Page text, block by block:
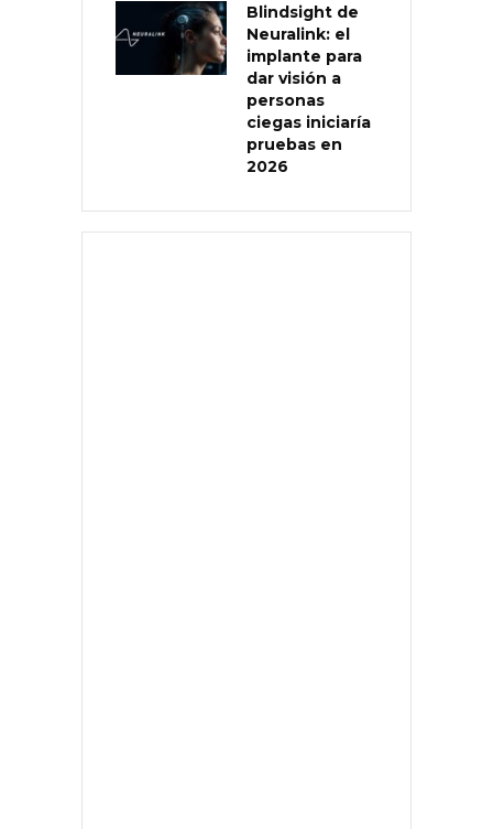
Blindsight de
Neuralink: el
implante para
dar visión a
personas
ciegas iniciaría
pruebas en
2026